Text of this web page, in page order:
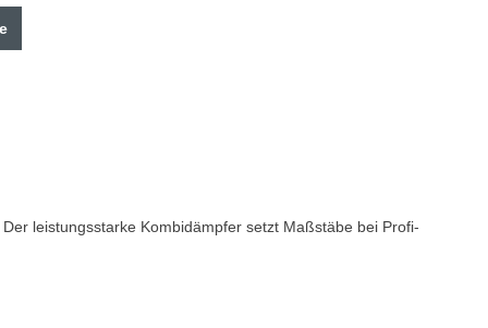
leistungsstarke Kombidämpfer setzt Maßstäbe bei Profi-